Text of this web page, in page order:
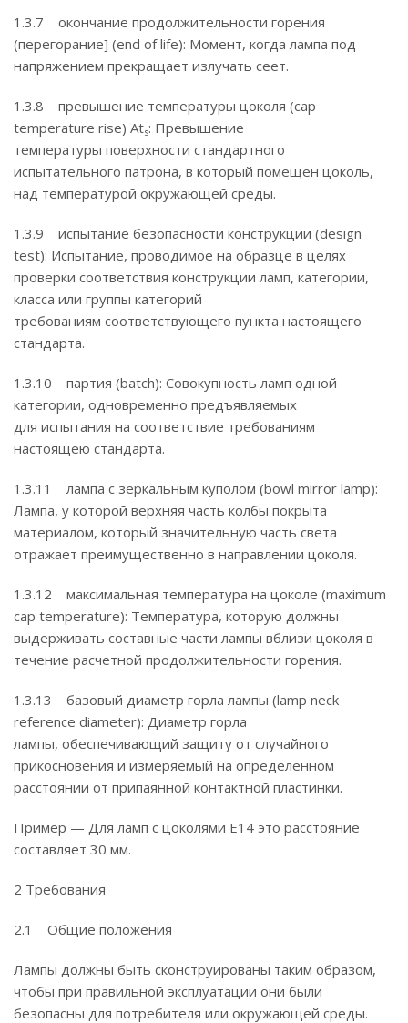
1.3.7 окончание продолжительности горения
(перегорание] (end of life): Момент, когда лампа под
напряжением прекращает излучать сеет.
1.3.8 превышение температуры цоколя (cap
temperature rise) Ats: Превышение
температуры поверхности стандартного
испытательного патрона, в который помещен цоколь,
над температурой окружающей среды.
1.3.9 испытание безопасности конструкции (design
test): Испытание, проводимое на образце в целях
проверки соответствия конструкции ламп, категории,
класса или группы категорий
требованиям соответствующего пункта настоящего
стандарта.
1.3.10 партия (batch): Совокупность ламп одной
категории, одновременно предъявляемых
для испытания на соответствие требованиям
настоящею стандарта.
1.3.11 лампа с зеркальным куполом (bowl mirror lamp):
Лампа, у которой верхняя часть колбы покрыта
материалом, который значительную часть света
отражает преимущественно в направлении цоколя.
1.3.12 максимальная температура на цоколе (maximum
cap temperature): Температура, которую должны
выдерживать составные части лампы вблизи цоколя в
течение расчетной продолжительности горения.
1.3.13 базовый диаметр горла лампы (lamp neck
reference diameter): Диаметр горла
лампы, обеспечивающий защиту от случайного
прикосновения и измеряемый на определенном
расстоянии от припаянной контактной пластинки.
Пример — Для ламп с цоколями Е14 это расстояние
составляет 30 мм.
2 Требования
2.1 Общие положения
Лампы должны быть сконструированы таким образом,
чтобы при правильной эксплуатации они были
безопасны для потребителя или окружающей среды.